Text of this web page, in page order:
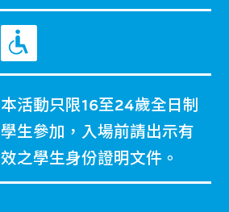
本活動只限16至24歲全日制
學生參加，入場前請出示有
效之學生身份證明文件。